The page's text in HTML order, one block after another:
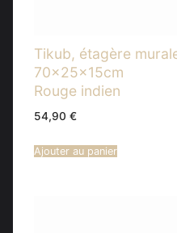
Tikub, étagère
70x25x15cm
Rouge indien
54,90 €
Ajouter au panier